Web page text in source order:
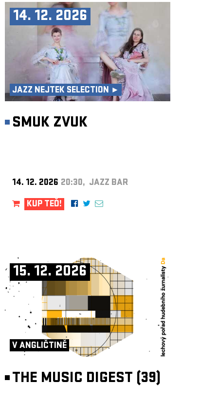
14. 12. 2026
JAZZ NEJTEK SELECTION ►
SMUK ZVUK
14. 12. 2026 20:30, JAZZ BAR
KUP TEĎ!
15. 12. 2026
V ANGLIČTINĚ
THE MUSIC DIGEST (39)